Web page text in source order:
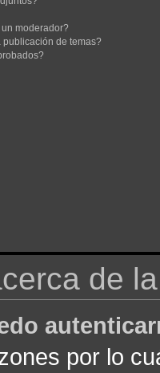
moderador?
publicación de temas?
de
por lo